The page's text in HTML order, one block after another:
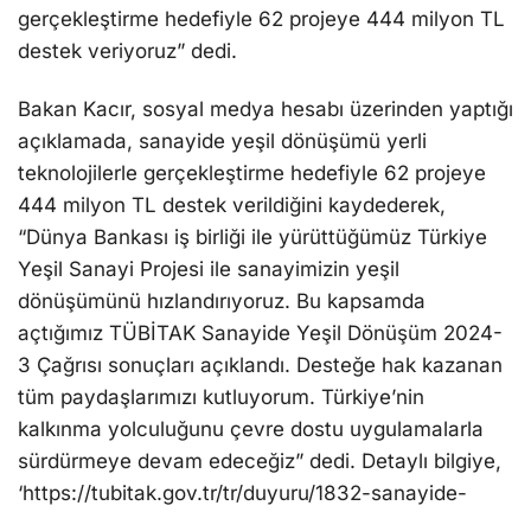
gerçekleştirme hedefiyle 62 projeye 444 milyon TL
destek veriyoruz” dedi.
Bakan Kacır, sosyal medya hesabı üzerinden yaptığı
açıklamada, sanayide yeşil dönüşümü yerli
teknolojilerle gerçekleştirme hedefiyle 62 projeye
444 milyon TL destek verildiğini kaydederek,
“Dünya Bankası iş birliği ile yürüttüğümüz Türkiye
Yeşil Sanayi Projesi ile sanayimizin yeşil
dönüşümünü hızlandırıyoruz. Bu kapsamda
açtığımız TÜBİTAK Sanayide Yeşil Dönüşüm 2024-
3 Çağrısı sonuçları açıklandı. Desteğe hak kazanan
tüm paydaşlarımızı kutluyorum. Türkiye’nin
kalkınma yolculuğunu çevre dostu uygulamalarla
sürdürmeye devam edeceğiz” dedi. Detaylı bilgiye,
‘https://tubitak.gov.tr/tr/duyuru/1832-sanayide-